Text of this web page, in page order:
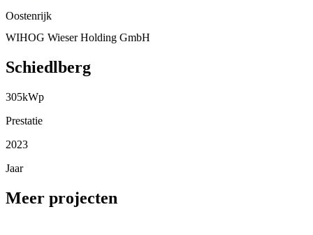
Oostenrijk
WIHOG Wieser Holding GmbH
Schiedlberg
305kWp
Prestatie
2023
Jaar
Meer projecten